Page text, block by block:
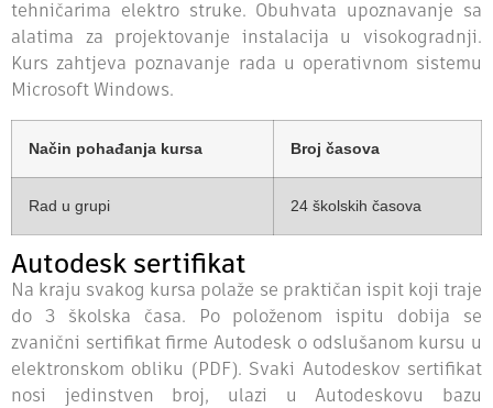
tehničarima elektro struke. Obuhvata upoznavanje sa
alatima za projektovanje instalacija u visokogradnji.
Kurs zahtjeva poznavanje rada u operativnom sistemu
Microsoft Windows.
Način pohađanja kursa Broj časova
Rad u grupi 24 školskih časova
Autodesk sertifikat
Na kraju svakog kursa polaže se praktičan ispit koji traje
do 3 školska časa. Po položenom ispitu dobija se
zvanični sertifikat firme Autodesk o odslušanom kursu u
elektronskom obliku (PDF). Svaki Autodeskov sertifikat
nosi jedinstven broj, ulazi u Autodeskovu bazu